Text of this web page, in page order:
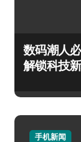
数码潮人
解锁科技
手机新闻